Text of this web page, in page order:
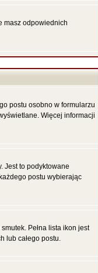
masz odpowiednich
postu osobno w formularzu
Więcej informacji
Jest to podyktowane
postu wybierając
Pełna lista ikon jest
lub całego postu.